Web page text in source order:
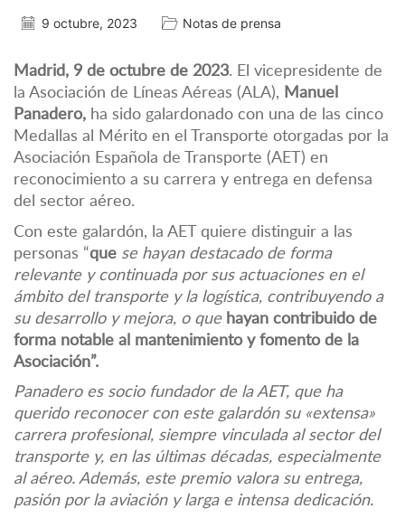
9 octubre, 2023 Notas de prensa
Madrid, 9 de octubre de 2023. El vicepresidente de
la Asociación de Líneas Aéreas (ALA), Manuel
Panadero, ha sido galardonado con una de las cinco
Medallas al Mérito en el Transporte otorgadas por la
Asociación Española de Transporte (AET) en
reconocimiento a su carrera y entrega en defensa
del sector aéreo.
Con este galardón, la AET quiere distinguir a las
personas “que se hayan destacado de forma
relevante y continuada por sus actuaciones en el
ámbito del transporte y la logística, contribuyendo a
su desarrollo y mejora, o que hayan contribuido de
forma notable al mantenimiento y fomento de la
Asociación”.
Panadero es socio fundador de la AET, que ha
querido reconocer con este galardón su «extensa»
carrera profesional, siempre vinculada al sector del
transporte y, en las últimas décadas, especialmente
al aéreo. Además, este premio valora su entrega,
pasión por la aviación y larga e intensa dedicación.